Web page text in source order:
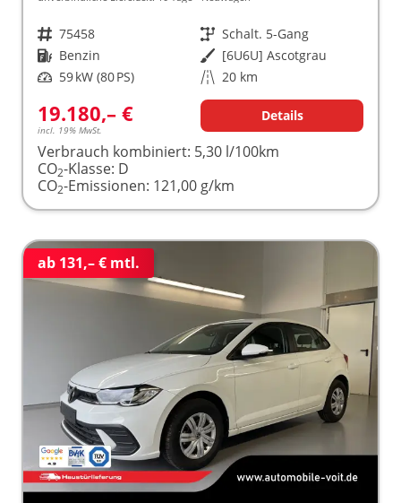
Fahrzeugnr. 75458 Getriebe Schalt. 5-Gang
Kraftstoff Benzin Außenfarbe [6U6U] Ascotgrau
Leistung 59 kW (80 PS) Kilometerstand 20 km
19.180,– €
incl. 19% MwSt.
Details
Verbrauch kombiniert: 5,30 l/100km
CO2-Klasse: D
CO2-Emissionen: 121,00 g/km
ab 131,– € mtl.